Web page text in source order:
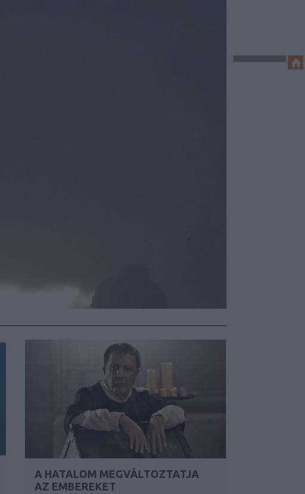
A HATALOM MEGVÁLTOZTATJA
AZ EMBEREKET